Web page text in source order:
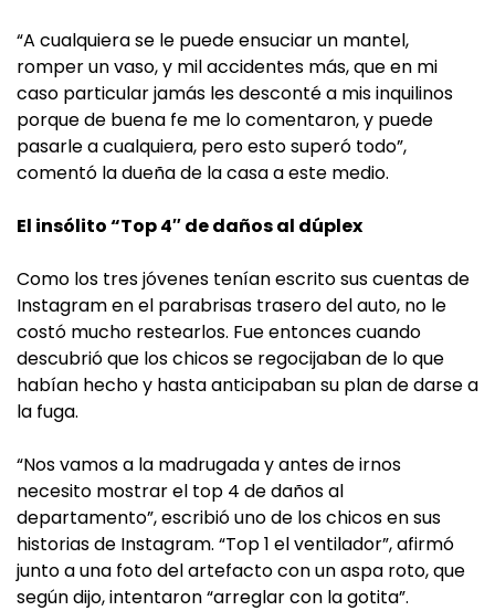
“A cualquiera se le puede ensuciar un mantel,
romper un vaso, y mil accidentes más, que en mi
caso particular jamás les desconté a mis inquilinos
porque de buena fe me lo comentaron, y puede
pasarle a cualquiera, pero esto superó todo”,
comentó la dueña de la casa a este medio.
El insólito “Top 4″ de daños al dúplex
Como los tres jóvenes tenían escrito sus cuentas de
Instagram en el parabrisas trasero del auto, no le
costó mucho restearlos. Fue entonces cuando
descubrió que los chicos se regocijaban de lo que
habían hecho y hasta anticipaban su plan de darse a
la fuga.
“Nos vamos a la madrugada y antes de irnos
necesito mostrar el top 4 de daños al
departamento”, escribió uno de los chicos en sus
historias de Instagram. “Top 1 el ventilador”, afirmó
junto a una foto del artefacto con un aspa roto, que
según dijo, intentaron “arreglar con la gotita”.